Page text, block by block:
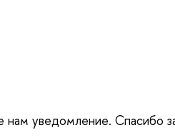
уведомление. Спасибо